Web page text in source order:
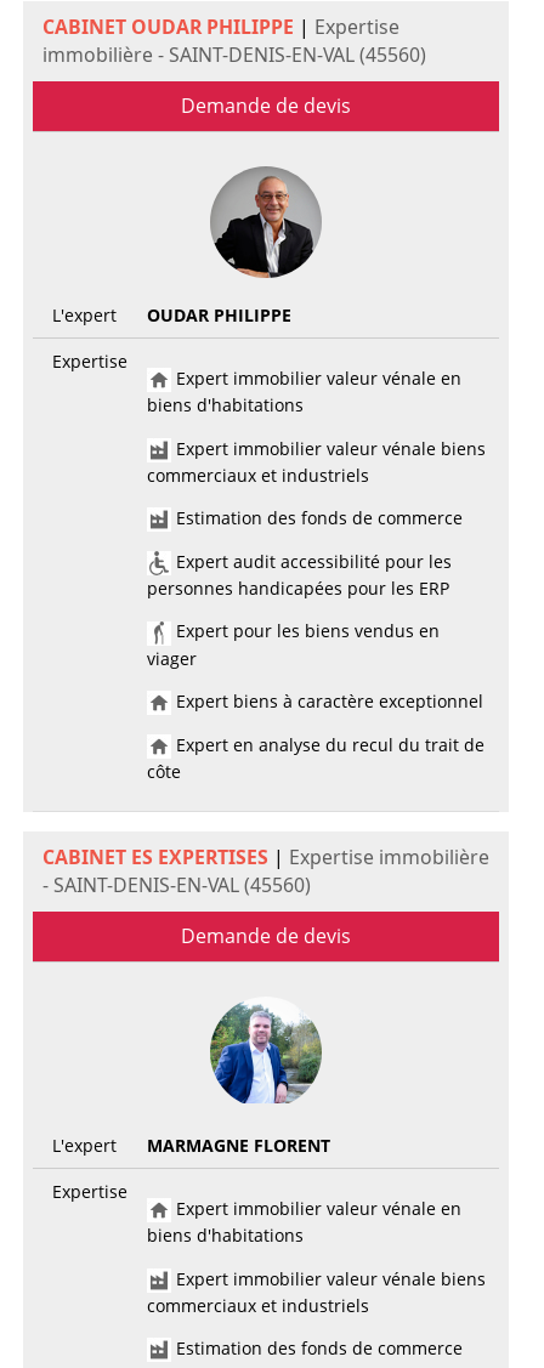
CABINET OUDAR PHILIPPE | Expertise
immobilière - SAINT-DENIS-EN-VAL (45560)
Demande de devis
L'expert
OUDAR PHILIPPE
Expertise
Expert immobilier valeur vénale en
biens d'habitations
Expert immobilier valeur vénale biens
commerciaux et industriels
Estimation des fonds de commerce
Expert audit accessibilité pour les
personnes handicapées pour les ERP
Expert pour les biens vendus en
viager
Expert biens à caractère exceptionnel
Expert en analyse du recul du trait de
côte
CABINET ES EXPERTISES | Expertise immobilière
- SAINT-DENIS-EN-VAL (45560)
Demande de devis
L'expert
MARMAGNE FLORENT
Expertise
Expert immobilier valeur vénale en
biens d'habitations
Expert immobilier valeur vénale biens
commerciaux et industriels
Estimation des fonds de commerce